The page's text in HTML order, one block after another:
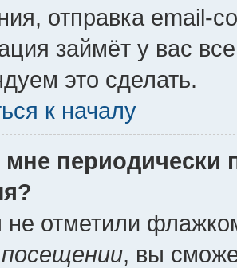
отправка email-
займёт у вас
это сделать.
к началу
периодически
не отметили
, вы